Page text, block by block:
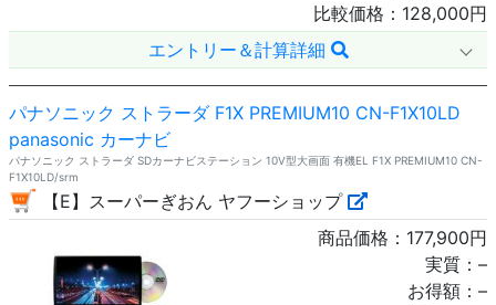
比較価格： 128,000円
エントリー＆計算詳細
パナソニック ストラーダ F1X PREMIUM10 CN-F1X10LD
panasonic カーナビ
パナソニック ストラーダ SDカーナビステーション 10V型大画面 有機EL F1X PREMIUM10 CN-
F1X10LD/srm
【E】スーパーぎおん ヤフーショップ
商品価格： 177,900円
実質： –
お得額： –